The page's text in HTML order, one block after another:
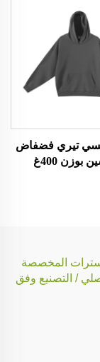
تيري فضفاض
بوزن 400غ
المخصصة
/ التصنيع وفق